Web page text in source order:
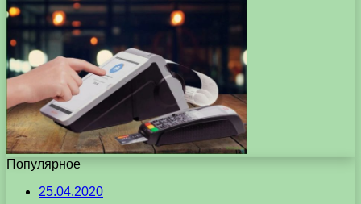
Популярное
25.04.2020